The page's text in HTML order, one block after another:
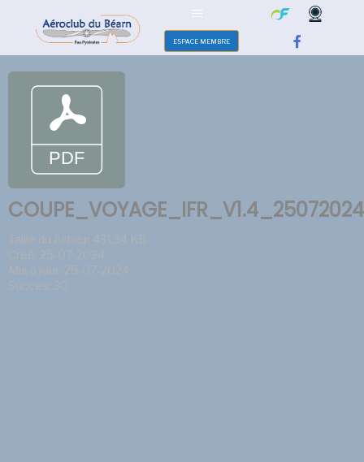
ESPACE MEMBRE
COUPE_VOYAGE_IFR_V1.4_25072024
Taille du fichier: 431.34 KB
Créé: 25-07-2024
Mis à jour: 25-07-2024
Succès: 30